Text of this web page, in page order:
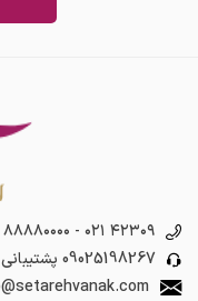
۰۲۱ - ۰۲۱ ۴۲۳۰۹
09025198267